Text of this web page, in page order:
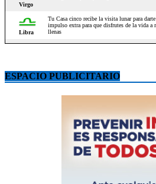
ESPACIO PUBLICITARIO